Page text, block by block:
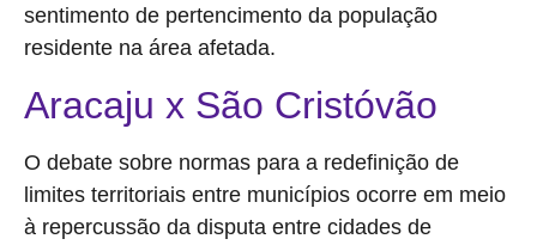
sentimento de pertencimento da população
residente na área afetada.
Aracaju x São Cristóvão
O debate sobre normas para a redefinição de
limites territoriais entre municípios ocorre em meio
à repercussão da disputa entre cidades de